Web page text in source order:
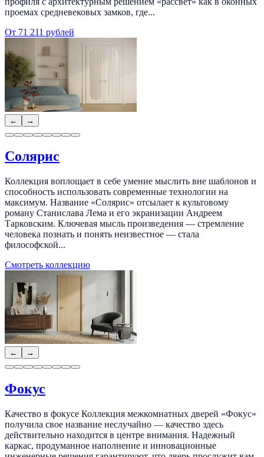
проемах средневековых замков, где...
От 71 211 рублей
← →
Солярис
Коллекция воплощает в себе умение мыслить вне шаблонов и
способность использовать современные технологии на
максимум. Название «Солярис» отсылает к культовому
роману Станислава Лема и его экранизации Андреем
Тарковским. Ключевая мысль произведения — стремление
человека познать и понять неизвестное — стала
философской...
Смотреть коллекцию
← →
Фокус
Качество в фокусе Коллекция межкомнатных дверей «Фокус»
получила свое название неслучайно — качество здесь
действительно находится в центре внимания. Надежный
каркас, продуманное наполнение и инновационные